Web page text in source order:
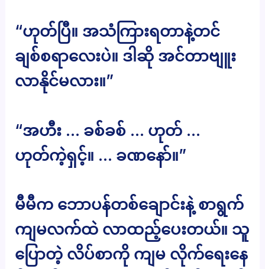
“ဟုတ်ပြီ။ အသံကြားရတာနဲ့တင်
ချစ်စရာလေးပဲ။ ဒါဆို အင်တာဗျူး
လာနိုင်မလား။”
“အဟီး … ခစ်ခစ် … ဟုတ် …
ဟုတ်ကဲ့ရှင့်။ … ခဏနော်။”
မီမီက ဘောပန်တစ်ချောင်းနဲ့ စာရွက်
ကျမလက်ထဲ လာထည့်ပေးတယ်။ သူ
ပြောတဲ့ လိပ်စာကို ကျမ လိုက်ရေးနေ